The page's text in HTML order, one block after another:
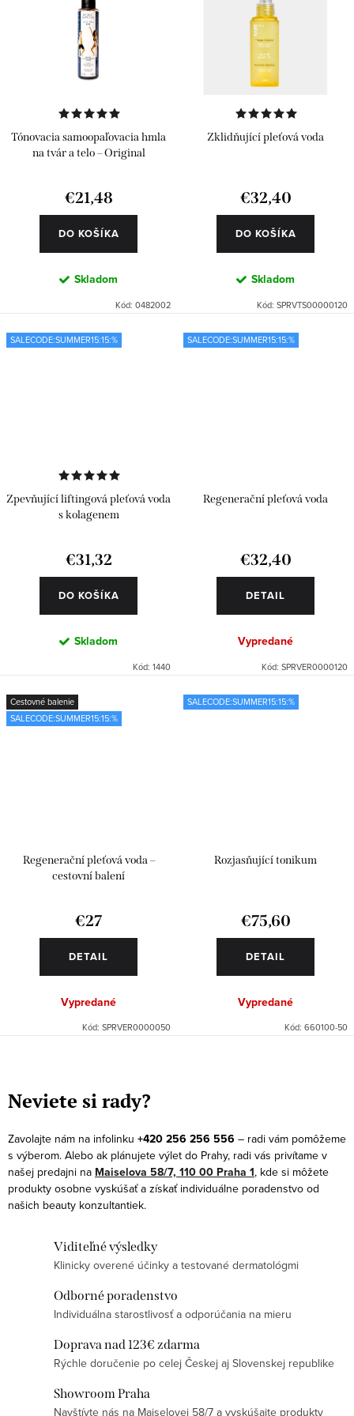
Tónovacia samoopaľovacia hmla
na tvár a telo – Original
€21,48
DO KOŠÍKA
Skladom
Kód: 0482002
Zklidňující pleťová voda
€32,40
DO KOŠÍKA
Skladom
Kód: SPRVTS00000120
SALECODE:SUMMER15:15:%
Zpevňující liftingová pleťová voda
s kolagenem
€31,32
DO KOŠÍKA
Skladom
Kód: 1440
SALECODE:SUMMER15:15:%
Regenerační pleťová voda
€32,40
DETAIL
Vypredané
Kód: SPRVER0000120
Cestovné balenie
SALECODE:SUMMER15:15:%
Regenerační pleťová voda –
cestovní balení
€27
DETAIL
Vypredané
Kód: SPRVER0000050
SALECODE:SUMMER15:15:%
Rozjasňující tonikum
€75,60
DETAIL
Vypredané
Kód: 660100-50
v
l
á
d
a
c
i
Neviete si rady?
Zavolajte nám na infolinku +420 256 256 556 – radi vám pomôžeme
s výberom. Alebo ak plánujete výlet do Prahy, radi vás privítame v
našej predajni na Maiselova 58/7, 110 00 Praha 1, kde si môžete
produkty osobne vyskúšať a získať individuálne poradenstvo od
našich beauty konzultantiek.
Viditeľné výsledky
Klinicky overené účinky a testované dermatológmi
Odborné poradenstvo
Individuálna starostlivosť a odporúčania na mieru
Doprava nad 123€ zdarma
Rýchle doručenie po celej Českej aj Slovenskej republike
Showroom Praha
Navštívte nás na Maiselovej 58/7 a vyskúšajte produkty